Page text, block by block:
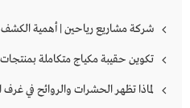
شركة مشاريع رياحين | أهمية الكشف
تكوين حقيبة مكياج متكاملة
لماذا تظهر الحشرات والروائح في غرف